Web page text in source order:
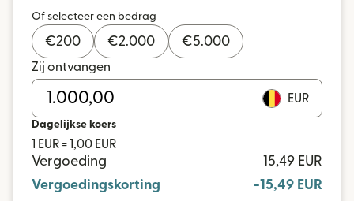
Of selecteer een bedrag
€200 €2.000 €5.000
Zij ontvangen
EUR
Dagelijkse koers
1 EUR = 1,00 EUR
Vergoeding
15,49 EUR
Vergoedingskorting
-15,49 EUR